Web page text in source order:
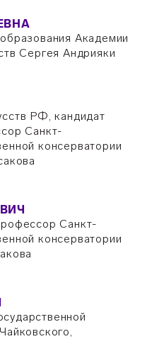
Академии
Сергея Андрияки
РФ, кандидат
Санкт-
консерватории
Санкт-
консерватории